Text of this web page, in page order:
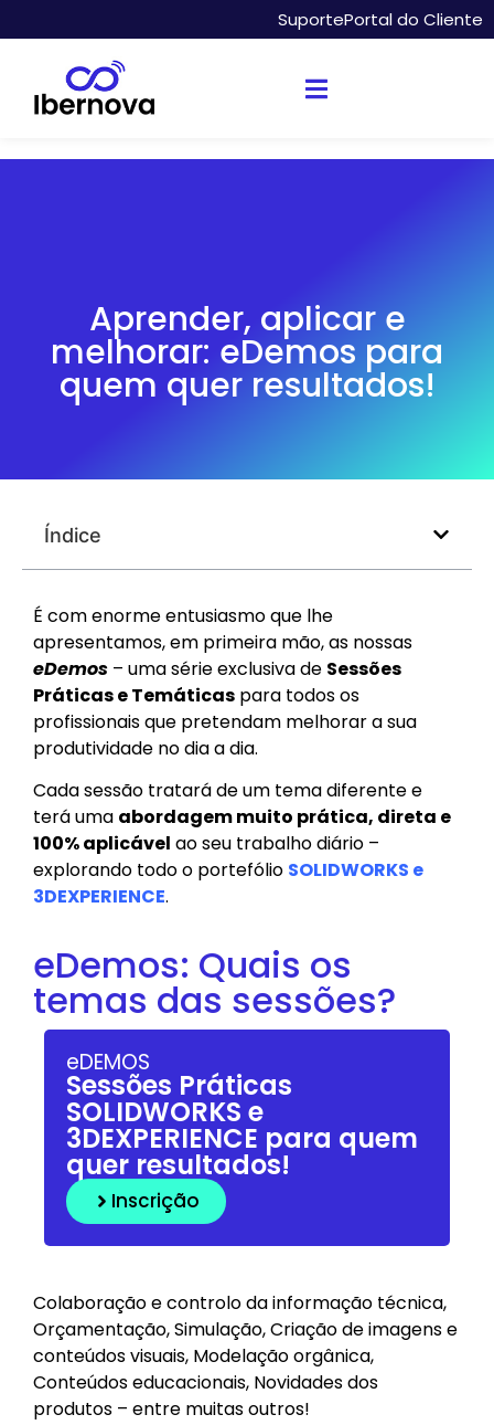
SuportePortal do Cliente
Aprender, aplicar e
melhorar: eDemos para
quem quer resultados!
Índice
É com enorme entusiasmo que lhe
apresentamos, em primeira mão, as nossas
eDemos – uma série exclusiva de Sessões
Práticas e Temáticas para todos os
profissionais que pretendam melhorar a sua
produtividade no dia a dia.
Cada sessão tratará de um tema diferente e
terá uma abordagem muito prática, direta e
100% aplicável ao seu trabalho diário –
explorando todo o portefólio SOLIDWORKS e
3DEXPERIENCE.
eDemos: Quais os
temas das sessões?
eDEMOS
Sessões Práticas
SOLIDWORKS e
3DEXPERIENCE para quem
quer resultados!
Inscrição
Colaboração e controlo da informação técnica,
Orçamentação, Simulação, Criação de imagens e
conteúdos visuais, Modelação orgânica,
Conteúdos educacionais, Novidades dos
produtos – entre muitas outros!